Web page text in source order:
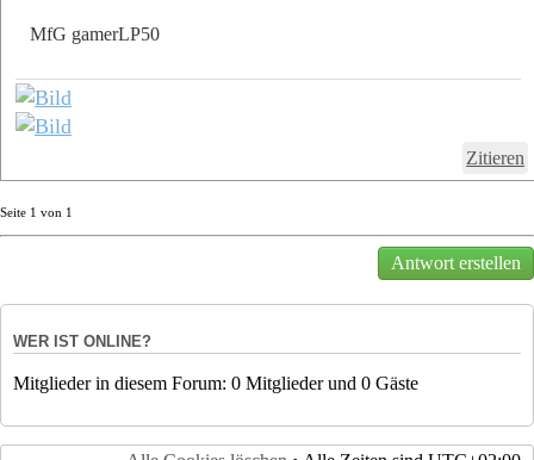
MfG gamerLP50
Zitieren
Seite 1 von 1
Antwort erstellen
WER IST ONLINE?
Mitglieder in diesem Forum: 0 Mitglieder und 0 Gäste